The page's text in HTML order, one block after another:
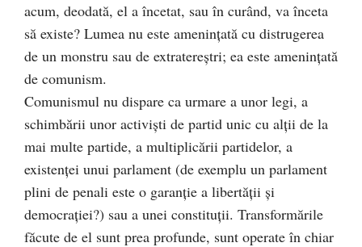
acum, deodată, el a încetat, sau în curând, va înceta
să existe? Lumea nu este ameninţată cu distrugerea
de un monstru sau de extratereştri; ea este ameninţată
de comunism.
Comunismul nu dispare ca urmare a unor legi, a
schimbării unor activişti de partid unic cu alţii de la
mai multe partide, a multiplicării partidelor, a
existenţei unui parlament (de exemplu un parlament
plini de penali este o garanţie a libertăţii şi
democraţiei?) sau a unei constituţii. Transformările
făcute de el sunt prea profunde, sunt operate în chiar